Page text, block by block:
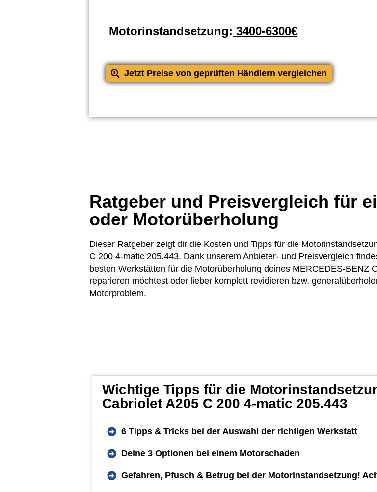
Motorinstandsetzung: 3400-6300€
Jetzt Preise von geprüften Händlern vergleichen
Ratgeber und Preisvergleich für
oder Motorüberholung
Dieser Ratgeber zeigt dir die Kosten und Tipps für die
C 200 4-matic 205.443. Dank unserem Anbieter- und Preisvergleich
besten Werkstätten für die Motorüberholung deines MERCEDES-BENZ
reparieren möchtest oder lieber komplett revidieren bzw.
Motorproblem.
Wichtige Tipps für die
Cabriolet A205 C 200 4-matic 205.443
6 Tipps & Tricks bei der Auswahl der richtigen Werkstatt
Deine 3 Optionen bei einem Motorschaden
Gefahren, Pfusch & Betrug bei der Motorinstandsetzung!